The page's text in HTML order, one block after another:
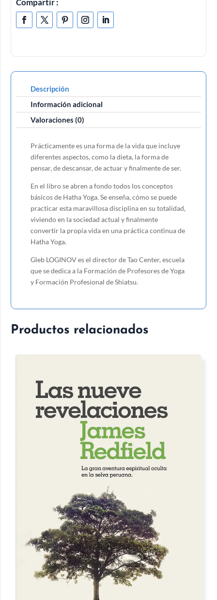
Descripción
Información adicional
Valoraciones (0)
Prácticamente es una forma de la vida que incluye
diferentes aspectos, como la dieta, la forma de
pensar, de descansar, de actuar y finalmente de ser.
En el libro se abren a fondo todos los conceptos
básicos de Hatha Yoga. Se enseña, cómo se puede
practicar esta maravillosa disciplina en su totalidad,
viviendo en la sociedad actual y finalmente
convertir la propia vida en una práctica continua de
Hatha Yoga.
Gleb LOGINOV es el director de Tao Center, escuela
que se dedica a la Formación de Profesores de Yoga
y Formación Profesional de Shiatsu.
Productos relacionados